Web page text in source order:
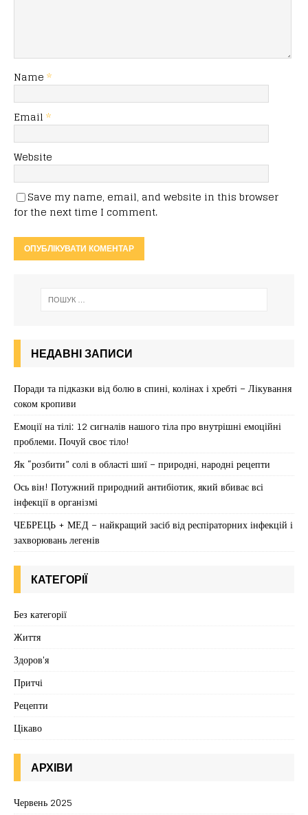
Name *
Email *
Website
Save my name, email, and website in this browser
for the next time I comment.
НЕДАВНІ ЗАПИСИ
Поради та підказки від болю в спині, колінах і хребті – Лікування
соком кропиви
Емоції на тілі: 12 сигналів нашого тіла про внутрішні емоційні
проблеми. Почуй своє тіло!
Як “розбити” солі в області шиї – природні, народні рецепти
Ось він! Потужний природний антибіотик, який вбиває всі
інфекції в організмі
ЧЕБРЕЦЬ + МЕД – найкращий засіб від респіраторних інфекцій і
захворювань легенів
КАТЕГОРІЇ
Без категорії
Життя
Здоров'я
Притчі
Рецепти
Цікаво
АРХІВИ
Червень 2025